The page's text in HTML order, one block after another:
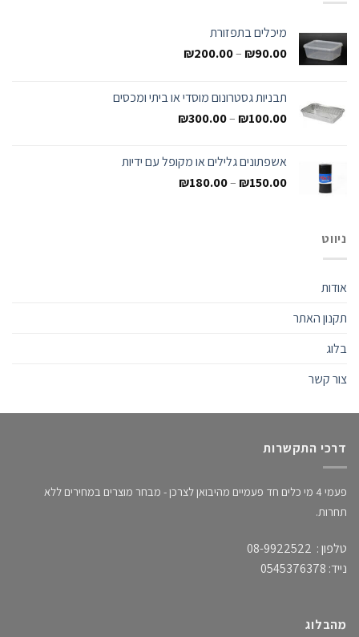
מיכלים בתפזורת
₪90.00
–
₪200.00
תבניות גסטרונום מוסדי או ביתי ומכסים
₪100.00
–
₪300.00
אשפתונים גלילים או מקופל עם ידיות
₪150.00
–
₪180.00
ניווט
אודות
תקנון האתר
בלוג
צור קשר
דרכי התקשרות
פעמי 4 מי כלים חד פעמיים מהיבואן לצרכן - מבחר מוצרים במחירים ללא
תחרות.
טלפון : 08-9922522
נייד: 0545376378
מהבלוג